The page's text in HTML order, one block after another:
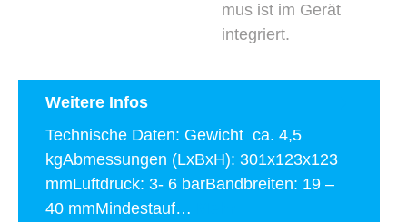
mus ist im Gerät
integriert.
Weitere Infos
Technische Daten: Gewicht ca. 4,5
kgAbmessungen (LxBxH): 301x123x123
mmLuftdruck: 3- 6 barBandbreiten: 19 –
40 mmMindestauf…